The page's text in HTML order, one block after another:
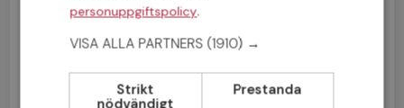
Man
personuppgiftspolicy.
VISA ALLA PARTNERS (1910) →
Strikt
nödvändigt
Prestanda